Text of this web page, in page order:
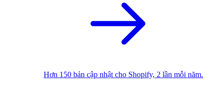
Hơn 150 bản cập nhật cho Shopify, 2 lần mỗi năm.